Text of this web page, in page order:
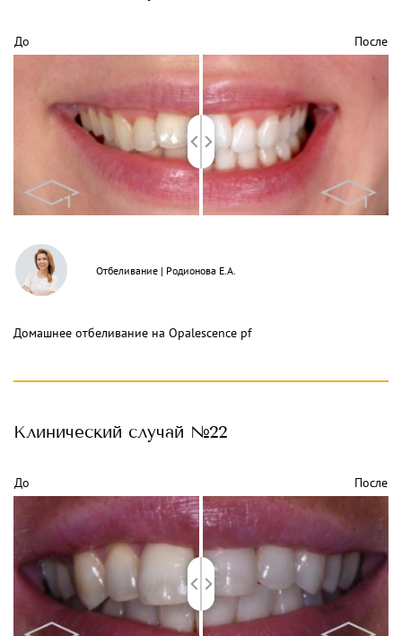
До После
Отбеливание| Родионова Е.А.
Домашнее отбеливание на Opalescence pf
Клинический случай №22
До После